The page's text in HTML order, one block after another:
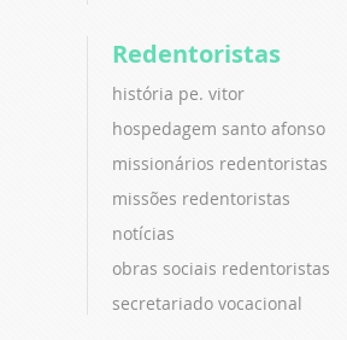
Redentoristas
história pe. vitor
hospedagem santo afonso
missionários redentoristas
missões redentoristas
notícias
obras sociais redentoristas
secretariado vocacional